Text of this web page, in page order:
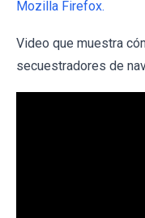
Mozilla Firefox.
Video que muestra
secuestradores de